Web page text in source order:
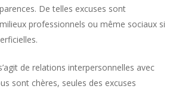
De telles excuses sont
professionnels ou même sociaux si
de relations interpersonnelles avec
sont chères, seules des excuses